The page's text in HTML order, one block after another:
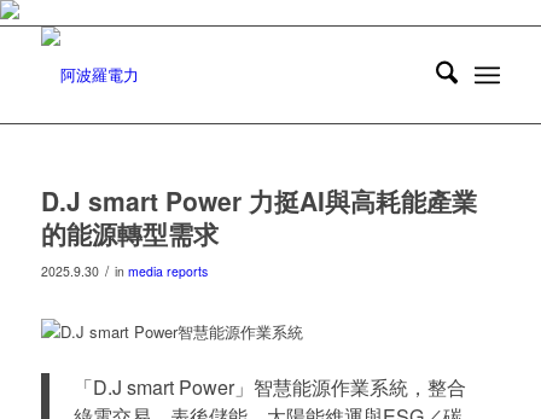
D.J smart Power 力挺AI與高耗能產業
的能源轉型需求
2025.9.30 / in media reports
「D.J smart Power」智慧能源作業系統，整合